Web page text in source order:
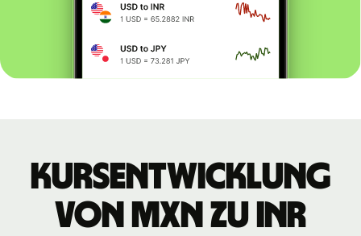
Kursentwicklung
von MXN zu INR